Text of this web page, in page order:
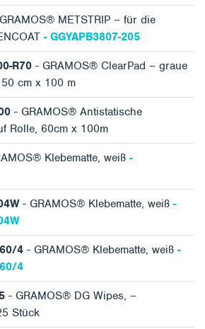
METSTRIP – für die
- GGYAPB3807-205
R70 - GRAMOS® ClearPad – graue
cm x 100 m
- GRAMOS® Antistatische
Rolle, 60cm x 100m
Klebematte, weiß -
- GRAMOS® Klebematte, weiß -
4 - GRAMOS® Klebematte, weiß -
4
- GRAMOS® DG Wipes, –
Stück